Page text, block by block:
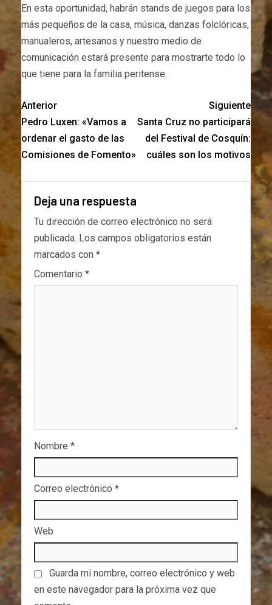
En esta oportunidad, habrán stands de juegos para los
más pequeños de la casa, música, danzas folclóricas,
manualeros, artesanos y nuestro medio de
comunicación estará presente para mostrarte todo lo
que tiene para la familia peritense.
Anterior
Pedro Luxen: «Vamos a
ordenar el gasto de las
Comisiones de Fomento»
Siguiente
Santa Cruz no participará
del Festival de Cosquín:
cuáles son los motivos
Deja una respuesta
Tu dirección de correo electrónico no será
publicada. Los campos obligatorios están
marcados con *
Comentario *
Nombre *
Correo electrónico *
Web
Guarda mi nombre, correo electrónico y web
en este navegador para la próxima vez que